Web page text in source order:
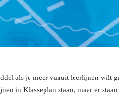
als je meer vanuit leerlijnen wilt
in Klasseplan staan, maar er